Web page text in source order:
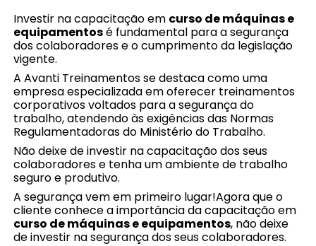
Investir na capacitação em curso de máquinas e
equipamentosé fundamental para a segurança
dos colaboradores e o cumprimento da legislação
vigente.
A Avanti Treinamentos se destaca como uma
empresa especializada em oferecer treinamentos
corporativos voltados para a segurança do
trabalho, atendendo às exigências das Normas
Regulamentadoras do Ministério do Trabalho.
Não deixe de investir na capacitação dos seus
colaboradores e tenha um ambiente de trabalho
seguro e produtivo.
A segurança vem em primeiro lugar!Agora que o
cliente conhece a importância da capacitação em
curso de máquinas e equipamentos, não deixe
de investir na segurança dos seus colaboradores.